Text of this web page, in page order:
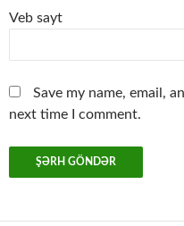
Veb sayt
Save my name, email,
next time I comment.